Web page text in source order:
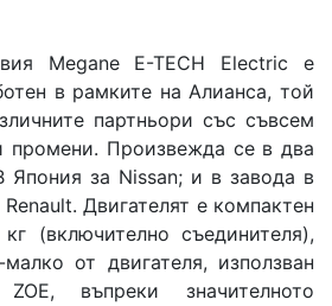
Mеgane E-TECH Electric е
в рамките на Алианса, той
партньори със съвсем
промени. Произвежда се в два
Япония за Nissan; и в завода в
Двигателят е компактен
(включително съединителя),
от двигателя, използван
въпреки значителното